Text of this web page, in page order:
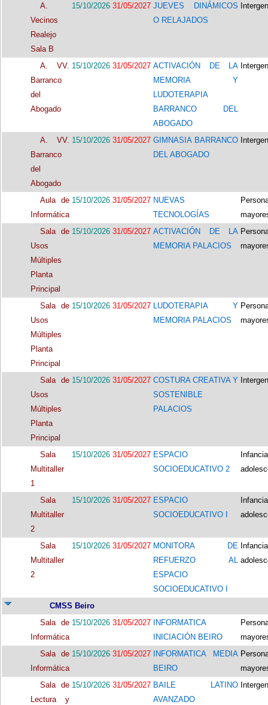
A.
Vecinos
Realejo
Sala B
15/10/2026 31/05/2027 JUEVES DINÁMICOS
O RELAJADOS
A. VV.
Barranco
del
Abogado
15/10/2026 31/05/2027 ACTIVACIÓN DE LA
MEMORIA Y
LUDOTERAPIA
BARRANCO DEL
ABOGADO
A. VV.
Barranco
del
Abogado
15/10/2026 31/05/2027 GIMNASIA BARRANCO
DEL ABOGADO
Aula de
Informática
15/10/2026 31/05/2027 NUEVAS
TECNOLOGÍAS
Sala de
Usos
Múltiples
Planta
Principal
15/10/2026 31/05/2027 ACTIVACIÓN DE LA
MEMORIA PALACIOS
Sala de
Usos
Múltiples
Planta
Principal
15/10/2026 31/05/2027
LUDOTERAPIA Y
MEMORIA PALACIOS
Sala de
Usos
Múltiples
Planta
Principal
15/10/2026 31/05/2027 COSTURA CREATIVA Y
SOSTENIBLE
PALACIOS
Sala
Multitaller
1
15/10/2026 31/05/2027 ESPACIO
SOCIOEDUCATIVO 2
Sala
Multitaller
2
15/10/2026 31/05/2027 ESPACIO
SOCIOEDUCATIVO I
Sala
Multitaller
2
15/10/2026 31/05/2027 MONITORA DE
REFUERZO AL
ESPACIO
SOCIOEDUCATIVO I
CMSS Beiro
Sala de
Informática
15/10/2026 31/05/2027
INFORMATICA
INICIACIÓN BEIRO
Sala de
Informática
15/10/2026 31/05/2027
INFORMATICA MEDIA
BEIRO
Sala de
Lectura y
15/10/2026 31/05/2027 BAILE LATINO
AVANZADO